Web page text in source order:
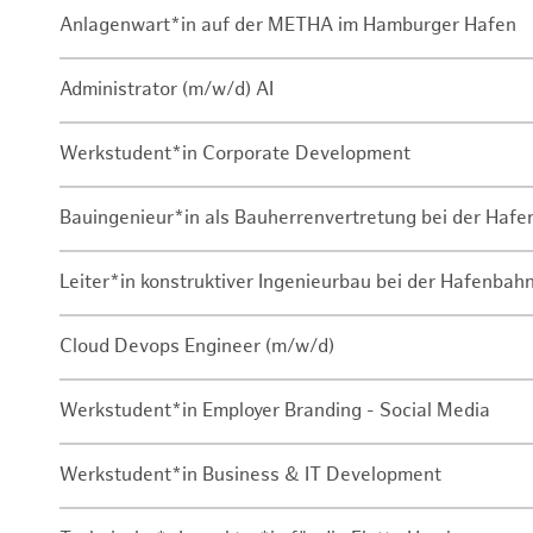
Anlagenwart*in auf der METHA im Hamburger Hafen
Administrator (m/w/d) AI
Werkstudent*in Corporate Development
Bauingenieur*in als Bauherrenvertretung bei der
Leiter*in konstruktiver Ingenieurbau bei der Hafenbahn
Cloud Devops Engineer (m/w/d)
Werkstudent*in Employer Branding - Social Media
Werkstudent*in Business & IT Development